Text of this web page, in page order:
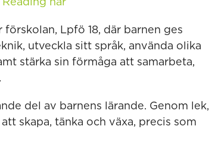
här
Lpfö 18, där barnen ges
utveckla sitt språk, använda olika
stärka sin förmåga att samarbeta,
del av barnens lärande. Genom lek,
skapa, tänka och växa, precis som